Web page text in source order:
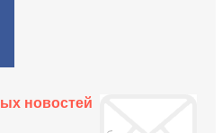
новостей